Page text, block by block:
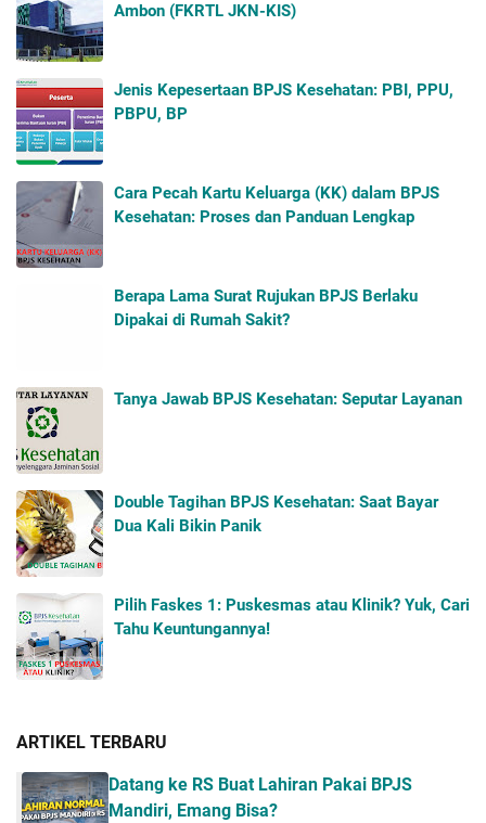
Ambon (FKRTL JKN-KIS)
Jenis Kepesertaan BPJS Kesehatan: PBI, PPU,
PBPU, BP
Cara Pecah Kartu Keluarga (KK) dalam BPJS
Kesehatan: Proses dan Panduan Lengkap
Berapa Lama Surat Rujukan BPJS Berlaku
Dipakai di Rumah Sakit?
Tanya Jawab BPJS Kesehatan: Seputar Layanan
Double Tagihan BPJS Kesehatan: Saat Bayar
Dua Kali Bikin Panik
Pilih Faskes 1: Puskesmas atau Klinik? Yuk, Cari
Tahu Keuntungannya!
ARTIKEL TERBARU
Datang ke RS Buat Lahiran Pakai BPJS
Mandiri, Emang Bisa?